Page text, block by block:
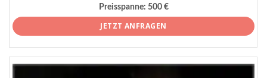
Preisspanne: 500 €
JETZT ANFRAGEN